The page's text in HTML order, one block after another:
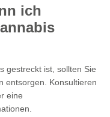
ich
gestreckt ist, sollten Sie
entsorgen. Konsultieren
eine